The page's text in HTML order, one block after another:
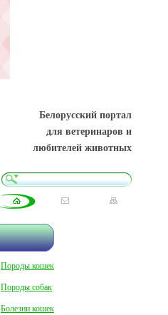
Белорусский портал
для ветеринаров и
любителей животных
Породы кошек
Породы собак
Болезни кошек